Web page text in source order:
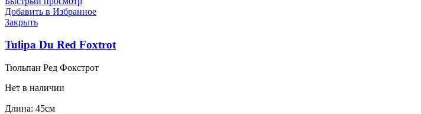
Добавить в Избранное
Закрыть
Tulipa Du Red Foxtrot
Тюльпан Ред Фокстрот
Нет в наличии
Длина: 45см